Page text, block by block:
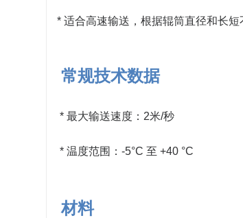
* 适合高速输送，根据辊筒直径和长
常规技术数据
* 最大输送速度：2米/秒
*温度范围：-5°C 至 +40 °C
材料